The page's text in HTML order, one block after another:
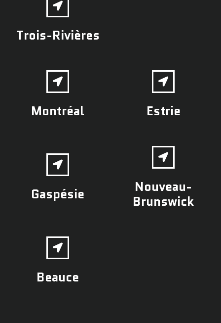
Trois-Rivières
Montréal Estrie
Gaspésie
Nouveau-
Brunswick
Beauce